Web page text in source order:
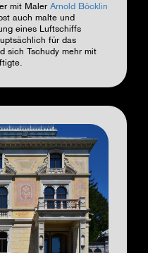
mit Maler Arnold Böcklin
auch malte und
eines Luftschiffs
für das
sich Tschudy mehr mit